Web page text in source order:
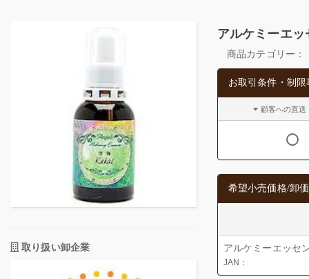
取り扱い卸企業
アルケミーエ
商品カテゴリー：
お取引条件・制限
顧客への直送
希望小売価格/卸
アルケミーエッセ
JAN：